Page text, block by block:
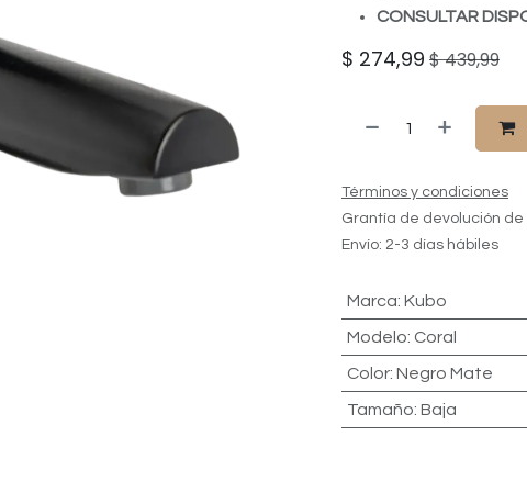
CONSULTAR
$ 274,99 $439,99
Términos y condiciones
Grantía de devolución de
Envío: 2-3 días hábiles
Marca: Kubo
Modelo: Coral
Color: Negro Mate
Tamaño: Baja